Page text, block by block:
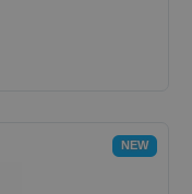
NEW